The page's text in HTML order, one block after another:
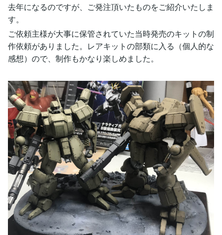
去年になるのですが、ご発注頂いたものをご紹介いたしま
す。
ご依頼主様が大事に保管されていた当時発売のキットの制
作依頼がありました。レアキットの部類に入る（個人的な
感想）ので、制作もかなり楽しめました。